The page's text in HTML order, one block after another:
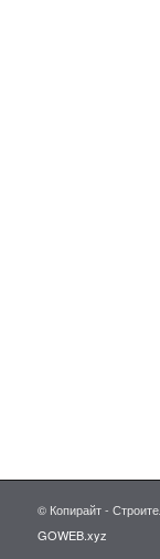
© Копирайт -
GOWEB.xyz